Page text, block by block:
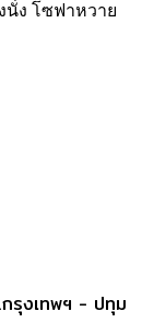
นั่ง โซฟาหวาย
รุงเทพฯ - ปทุม